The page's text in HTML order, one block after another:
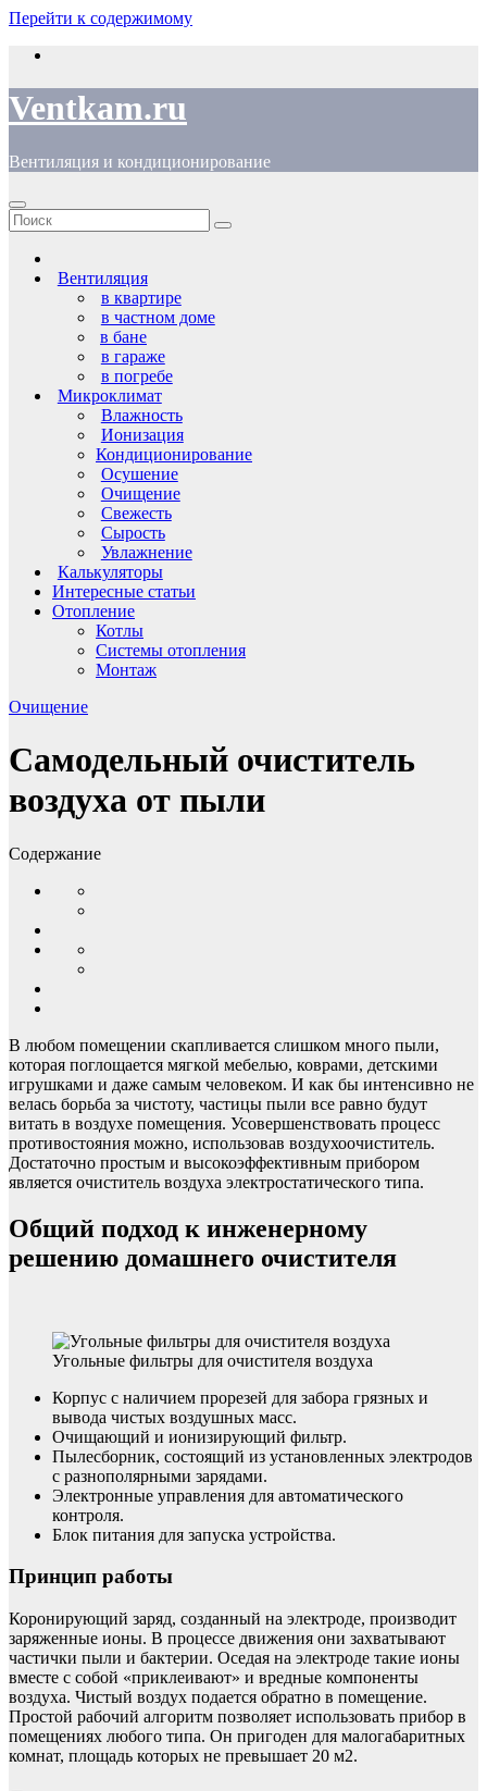
Перейти к содержимому
Ventkam.ru
Вентиляция и кондиционирование
Вентиляция
в квартире
в частном доме
в бане
в гараже
в погребе
Микроклимат
Влажность
Ионизация
Кондиционирование
Осушение
Очищение
Свежесть
Сырость
Увлажнение
Калькуляторы
Интересные статьи
Отопление
Котлы
Системы отопления
Монтаж
Очищение
Самодельный очиститель
воздуха от пыли
Содержание
В любом помещении скапливается слишком много пыли,
которая поглощается мягкой мебелью, коврами, детскими
игрушками и даже самым человеком. И как бы интенсивно не
велась борьба за чистоту, частицы пыли все равно будут
витать в воздухе помещения. Усовершенствовать процесс
противостояния можно, использовав воздухоочиститель.
Достаточно простым и высокоэффективным прибором
является очиститель воздуха электростатического типа.
Общий подход к инженерному
решению домашнего очистителя
Угольные фильтры для очистителя воздуха
Корпус с наличием прорезей для забора грязных и
вывода чистых воздушных масс.
Очищающий и ионизирующий фильтр.
Пылесборник, состоящий из установленных электродов
с разнополярными зарядами.
Электронные управления для автоматического
контроля.
Блок питания для запуска устройства.
Принцип работы
Коронирующий заряд, созданный на электроде, производит
заряженные ионы. В процессе движения они захватывают
частички пыли и бактерии. Оседая на электроде такие ионы
вместе с собой «приклеивают» и вредные компоненты
воздуха. Чистый воздух подается обратно в помещение.
Простой рабочий алгоритм позволяет использовать прибор в
помещениях любого типа. Он пригоден для малогабаритных
комнат, площадь которых не превышает 20 м2.